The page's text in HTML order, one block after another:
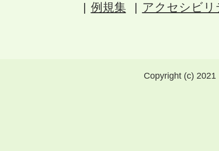
例規集
アクセシビ
Copyright (c)